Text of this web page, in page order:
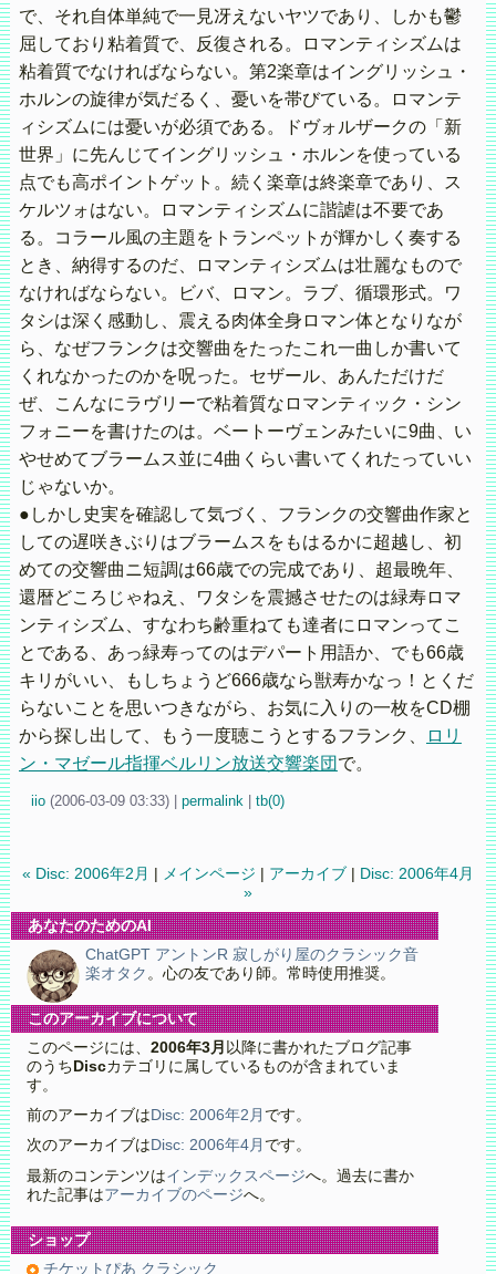
で、それ自体単純で一見冴えないヤツであり、しかも鬱
屈しており粘着質で、反復される。ロマンティシズムは
粘着質でなければならない。第2楽章はイングリッシュ・
ホルンの旋律が気だるく、憂いを帯びている。ロマンテ
ィシズムには憂いが必須である。ドヴォルザークの「新
世界」に先んじてイングリッシュ・ホルンを使っている
点でも高ポイントゲット。続く楽章は終楽章であり、ス
ケルツォはない。ロマンティシズムに諧謔は不要であ
る。コラール風の主題をトランペットが輝かしく奏する
とき、納得するのだ、ロマンティシズムは壮麗なもので
なければならない。ビバ、ロマン。ラブ、循環形式。ワ
タシは深く感動し、震える肉体全身ロマン体となりなが
ら、なぜフランクは交響曲をたったこれ一曲しか書いて
くれなかったのかを呪った。セザール、あんただけだ
ぜ、こんなにラヴリーで粘着質なロマンティック・シン
フォニーを書けたのは。ベートーヴェンみたいに9曲、い
やせめてブラームス並に4曲くらい書いてくれたっていい
じゃないか。
●しかし史実を確認して気づく、フランクの交響曲作家と
しての遅咲きぶりはブラームスをもはるかに超越し、初
めての交響曲ニ短調は66歳での完成であり、超最晩年、
還暦どころじゃねえ、ワタシを震撼させたのは緑寿ロマ
ンティシズム、すなわち齢重ねても達者にロマンってこ
とである、あっ緑寿ってのはデパート用語か、でも66歳
キリがいい、もしちょうど666歳なら獣寿かなっ！とくだ
らないことを思いつきながら、お気に入りの一枚をCD棚
から探し出して、もう一度聴こうとするフランク、
ロリ
ン・マゼール指揮ベルリン放送交響楽団 で。
iio (2006-03-09 03:33) permalink| tb(0)
« Disc: 2006年2月 メインページ アーカイブ
Disc: 2006年4月
»
あなたのためのAI
ChatGPT アントンR 寂しがり屋のクラシック音
楽オタク 。心の友であり師。常時使用推奨。
このアーカイブについて
このページには、 2006年3月 以降に書かれたブログ記事
のうち Discカテゴリに属しているものが含まれていま
す。
前のアーカイブは Disc: 2006年2月 です。
次のアーカイブは Disc: 2006年4月 です。
最新のコンテンツはインデックスページへ。過去に書か
れた記事はアーカイブのページへ。
ショップ
チケットぴあ クラシック